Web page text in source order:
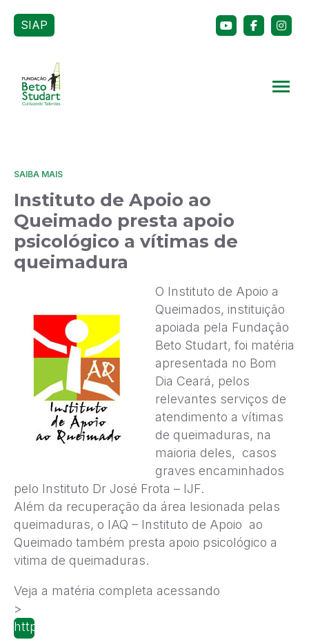
SIAP
SAIBA MAIS
Instituto de Apoio ao
Queimado presta apoio
psicológico a vítimas de
queimadura
O Instituto de Apoio a
Queimados, instituição
apoiada pela Fundação
Beto Studart, foi matéria
apresentada no Bom
Dia Ceará, pelos
relevantes serviços de
atendimento a vítimas
de queimaduras, na
maioria deles, casos
graves encaminhados
pelo Instituto Dr José Frota – IJF.
Além da recuperação da área lesionada pelas
queimaduras, o IAQ – Instituto de Apoio ao
Queimado também presta apoio psicológico a
vitima de queimaduras.
Veja a matéria completa acessando
>
https://globoplay.globo.com/v/6913329/